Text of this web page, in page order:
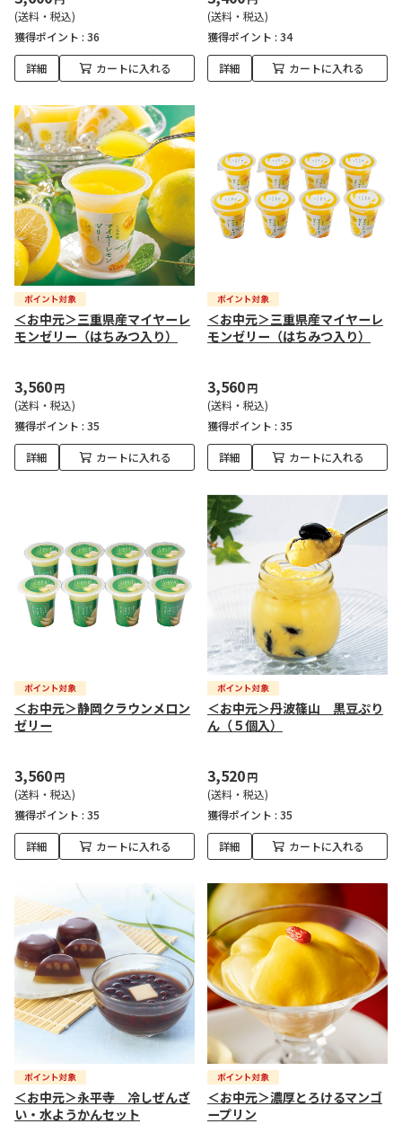
(送料・税込)
獲得ポイント : 36
詳細 カートに入れる
(送料・税込)
獲得ポイント : 34
詳細 カートに入れる
＜お中元＞三重県産マイヤーレ
モンゼリー（はちみつ入り）
3,560円
(送料・税込)
獲得ポイント : 35
詳細 カートに入れる
＜お中元＞三重県産マイヤーレ
モンゼリー（はちみつ入り）
3,560円
(送料・税込)
獲得ポイント : 35
詳細 カートに入れる
＜お中元＞静岡クラウンメロン
ゼリー
3,560円
(送料・税込)
獲得ポイント : 35
詳細 カートに入れる
＜お中元＞丹波篠山 黒豆ぷり
ん（５個入）
3,520円
(送料・税込)
獲得ポイント : 35
詳細 カートに入れる
＜お中元＞永平寺 冷しぜんざ
い・水ようかんセット
＜お中元＞濃厚とろけるマンゴ
ープリン